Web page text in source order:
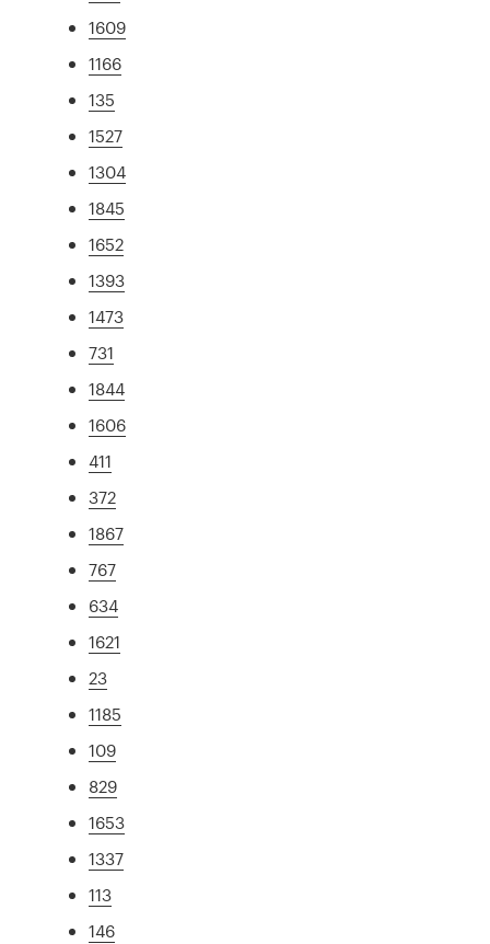
1609
1166
135
1527
1304
1845
1652
1393
1473
731
1844
1606
411
372
1867
767
634
1621
23
1185
109
829
1653
1337
113
146